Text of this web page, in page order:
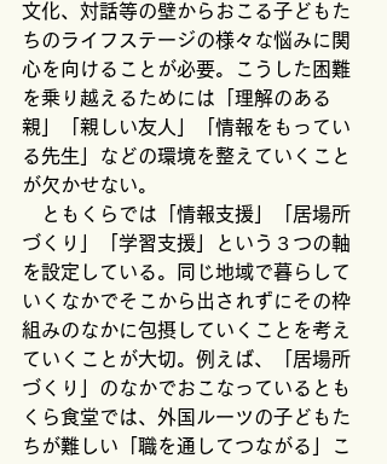
文化、対話等の壁からおこる子どもた
ちのライフステージの様々な悩みに関
心を向けることが必要。こうした困難
を乗り越えるためには「理解のある
親」「親しい友人」「情報をもってい
る先生」などの環境を整えていくこと
が欠かせない。
ともくらでは「情報支援」「居場所
づくり」「学習支援」という３つの軸
を設定している。同じ地域で暮らして
いくなかでそこから出されずにその枠
組みのなかに包摂していくことを考え
ていくことが大切。例えば、「居場所
づくり」のなかでおこなっているとも
くら食堂では、外国ルーツの子どもた
ちが難しい「職を通してつながる」こ